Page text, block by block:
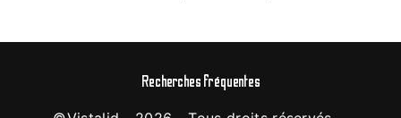
Recherches fréquentes